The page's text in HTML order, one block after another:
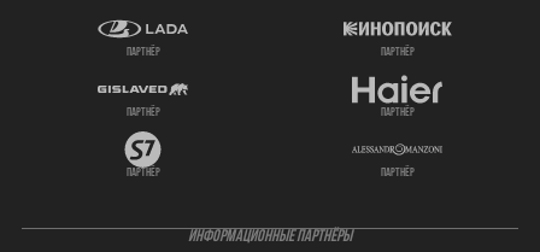
партнёр партнёр
партнёр партнёр
партнёр партнёр
ИНФОРМАЦИОННЫЕ ПАРТНЁРЫ